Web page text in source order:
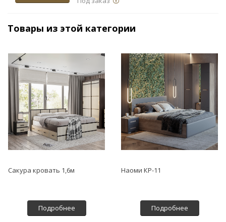
Товары из этой категории
Сакура кровать 1,6м
Подробнее
Наоми КР-11
Подробнее